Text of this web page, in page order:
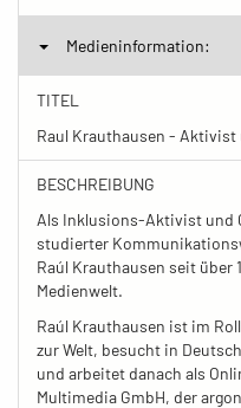
Medieninformation:
TITEL
Raul Krauthausen - Aktivist
BESCHREIBUNG
Als Inklusions-Aktivist und
studierter
Raúl Krauthausen seit über
Medienwelt.
Raúl Krauthausen ist im
zur Welt, besucht in
und arbeitet danach als
Multimedia GmbH, der